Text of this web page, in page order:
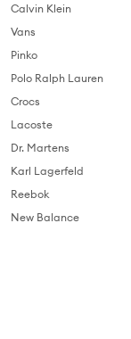
Calvin Klein
Vans
Pinko
Polo Ralph Lauren
Crocs
Lacoste
Dr. Martens
Karl Lagerfeld
Reebok
New Balance